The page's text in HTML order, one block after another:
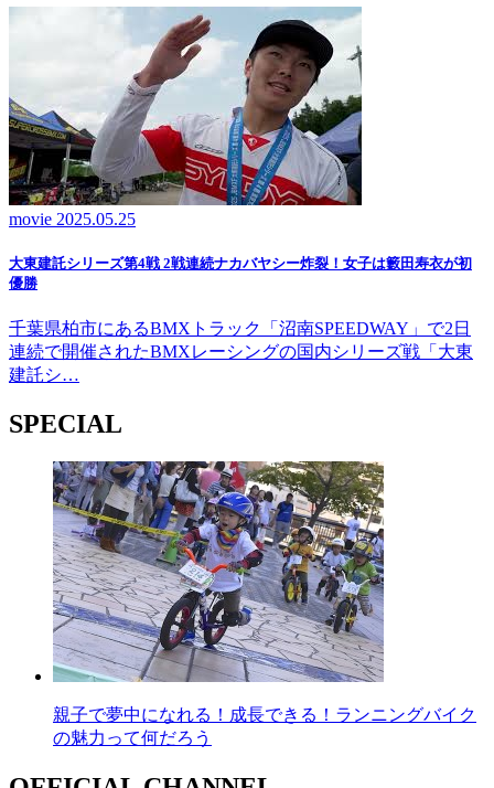
movie 2025.05.25
大東建託シリーズ第4戦 2戦連続ナカバヤシー炸裂！女子は籔田寿衣が初
優勝
千葉県柏市にあるBMXトラック「沼南SPEEDWAY」で2日
連続で開催されたBMXレーシングの国内シリーズ戦「大東
建託シ…
SPECIAL
親子で夢中になれる！成長できる！ランニングバイク
の魅力って何だろう